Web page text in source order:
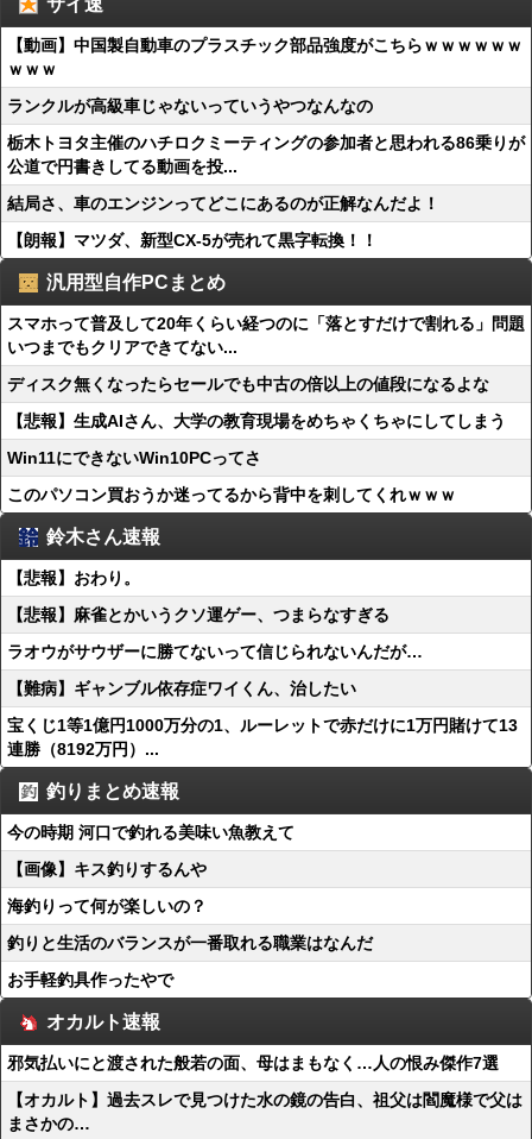
サイ速
【動画】中国製自動車のプラスチック部品強度がこちらｗｗｗｗｗｗ
ｗｗｗ
ランクルが高級車じゃないっていうやつなんなの
栃木トヨタ主催のハチロクミーティングの参加者と思われる86乗りが
公道で円書きしてる動画を投...
結局さ、車のエンジンってどこにあるのが正解なんだよ！
【朗報】マツダ、新型CX-5が売れて黒字転換！！
汎用型自作PCまとめ
スマホって普及して20年くらい経つのに「落とすだけで割れる」問題
いつまでもクリアできてない...
ディスク無くなったらセールでも中古の倍以上の値段になるよな
【悲報】生成AIさん、大学の教育現場をめちゃくちゃにしてしまう
Win11にできないWin10PCってさ
このパソコン買おうか迷ってるから背中を刺してくれｗｗｗ
鈴木さん速報
【悲報】おわり。
【悲報】麻雀とかいうクソ運ゲー、つまらなすぎる
ラオウがサウザーに勝てないって信じられないんだが…
【難病】ギャンブル依存症ワイくん、治したい
宝くじ1等1億円1000万分の1、ルーレットで赤だけに1万円賭けて13
連勝（8192万円）...
釣りまとめ速報
今の時期 河口で釣れる美味い魚教えて
【画像】キス釣りするんや
海釣りって何が楽しいの？
釣りと生活のバランスが一番取れる職業はなんだ
お手軽釣具作ったやで
オカルト速報
邪気払いにと渡された般若の面、母はまもなく…人の恨み傑作7選
【オカルト】過去スレで見つけた水の鏡の告白、祖父は閻魔様で父は
まさかの…